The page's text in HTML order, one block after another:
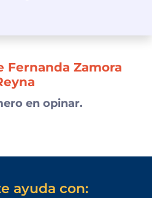
Fernanda Zamora
en opinar.
ayuda con: